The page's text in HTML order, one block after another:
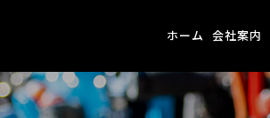
ホーム 会社案内